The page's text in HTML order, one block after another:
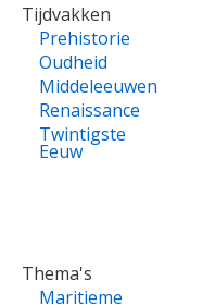
Tijdvakken
Prehistorie
Oudheid
Middeleeuwen
Renaissance
Twintigste
Eeuw
Thema's
Maritieme